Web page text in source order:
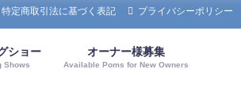
特定商取引法に基づく表記 プライバシーポリシー
ショー
Shows
オーナー様募集
Available Poms for New Owners